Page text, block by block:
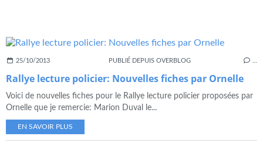
25/10/2013 PUBLIÉ DEPUIS OVERBLOG
Rallye lecture policier: Nouvelles fiches par Ornelle
Voici de nouvelles fiches pour le Rallye lecture policier proposées par
Ornelle que je remercie: Marion Duval le...
EN SAVOIR PLUS